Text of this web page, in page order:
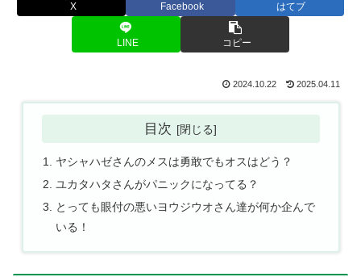
X Facebook はてブ
LINE コピー
2024.10.22 2025.04.11
目次
ヤシャハゼさんのメスは勇敢でもオスはどう？
ユカタハタさんがパニックになってる？
とっても眼付の悪いヨウジウオさん達が何か企んで
いる！